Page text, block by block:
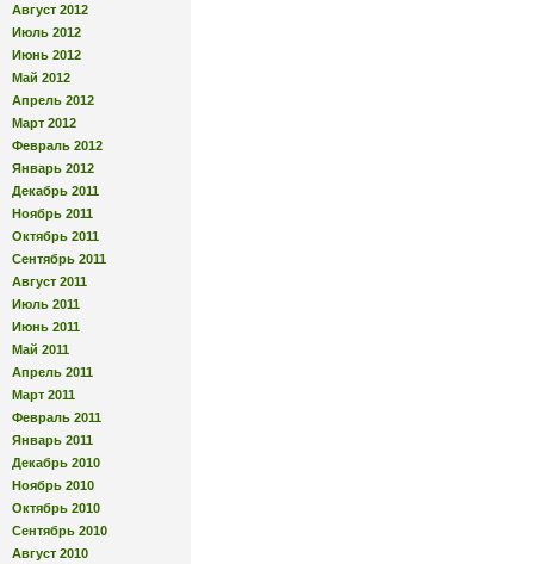
Август 2012
Июль 2012
Июнь 2012
Май 2012
Апрель 2012
Март 2012
Февраль 2012
Январь 2012
Декабрь 2011
Ноябрь 2011
Октябрь 2011
Сентябрь 2011
Август 2011
Июль 2011
Июнь 2011
Май 2011
Апрель 2011
Март 2011
Февраль 2011
Январь 2011
Декабрь 2010
Ноябрь 2010
Октябрь 2010
Сентябрь 2010
Август 2010